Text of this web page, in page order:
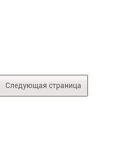
Следующая страница